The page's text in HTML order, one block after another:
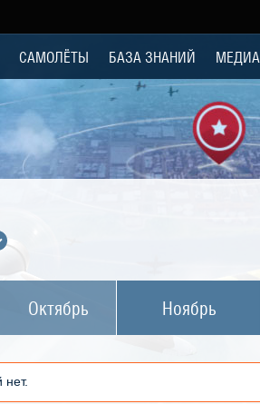
САМОЛЁТЫ БАЗА ЗНАНИЙ МЕДИА
Октябрь Ноябрь